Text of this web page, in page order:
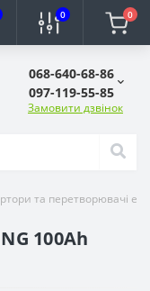
0 0
068-640-68-86
097-119-55-85
Замовити дзвінок
та перетворювачі
100Ah